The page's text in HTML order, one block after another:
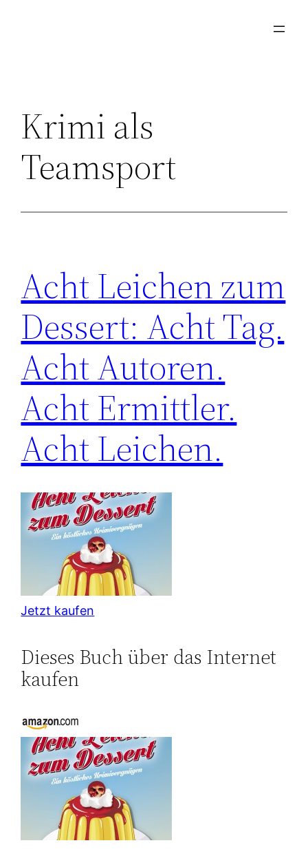
Krimi als
Teamsport
Acht Leichen zum
Dessert: Acht Tag.
Acht Autoren.
Acht Ermittler.
Acht Leichen.
Jetzt kaufen
Dieses Buch über das Internet
kaufen